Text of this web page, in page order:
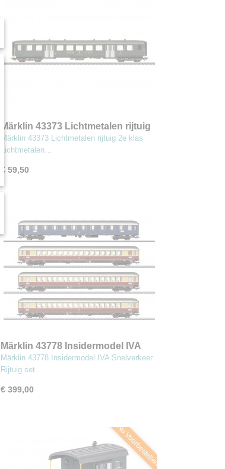
Märklin 43373 Lichtmetalen rijtuig
2e klas
Märklin 43373 Lichtmetalen rijtuig 2e klas
Lichtmetalen…
€ 59,50
Märklin 43778 Insidermodel IVA
Snelverkeer Rijtuig set 1
Märklin 43778 Insidermodel IVA Snelverkeer
Rijtuig set…
€ 399,00
Nu Voorbestellen